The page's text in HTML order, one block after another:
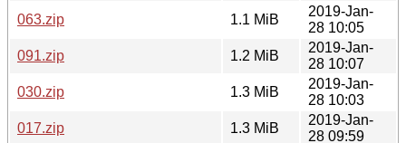
063.zip
1.1 MiB
2019-Jan-
28 10:05
091.zip
1.2 MiB
2019-Jan-
28 10:07
030.zip
1.3 MiB
2019-Jan-
28 10:03
017.zip
1.3 MiB
2019-Jan-
28 09:59